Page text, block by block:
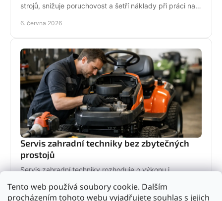
Tento web používá soubory cookie. Dalším
procházením tohoto webu vyjadřujete souhlas s jejich
strojů, snižuje poruchovost a šetří náklady při práci na
6. června 2026
Servis zahradní techniky bez zbytečných
prostojů
Servis zahradní techniky rozhoduje o výkonu i
nepodcenit a proč se vyplatí odborný servis.
4. června 2026